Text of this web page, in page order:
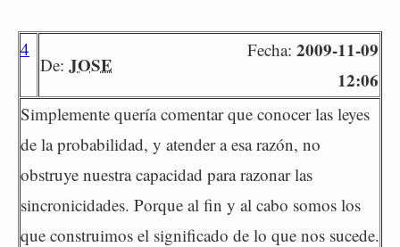
4
De: JOSE
Fecha: 2009-11-09
12:06
Simplemente quería comentar que conocer las leyes
de la probabilidad, y atender a esa razón, no
obstruye nuestra capacidad para razonar las
sincronicidades. Porque al fin y al cabo somos los
que construimos el significado de lo que nos sucede.